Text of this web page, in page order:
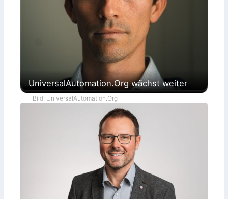
UniversalAutomation.Org wächst weiter
Bild: UniversalAutomation.Org